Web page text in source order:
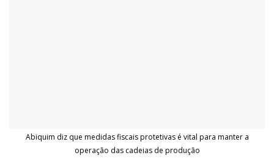
Abiquim diz que medidas fiscais protetivas é vital para manter a
operação das cadeias de produção